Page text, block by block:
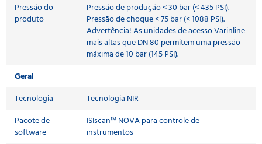
Pressão do
produto
Pressão de produção < 30 bar (< 435 PSI).
Pressão de choque < 75 bar (< 1088 PSI).
Advertência! As unidades de acesso Varinline
mais altas que DN 80 permitem uma pressão
máxima de 10 bar (145 PSI).
Geral
Tecnologia
Tecnologia NIR
Pacote de
software
ISIscan™ NOVA para controle de
instrumentos